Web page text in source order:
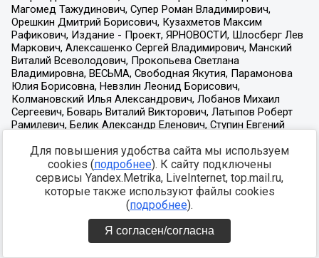
Для повышения удобства сайта мы используем
cookies (подробнее). К сайту подключены
сервисы Yandex.Metrika, LiveInternet, top.mail.ru,
которые также используют файлы cookies
(подробнее).
Я согласен/согласна